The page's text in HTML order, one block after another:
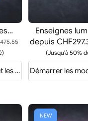
enseignes lumineuses positives
les devis
depuis
(Jusqu'à 50%
Démarrer les
NEW